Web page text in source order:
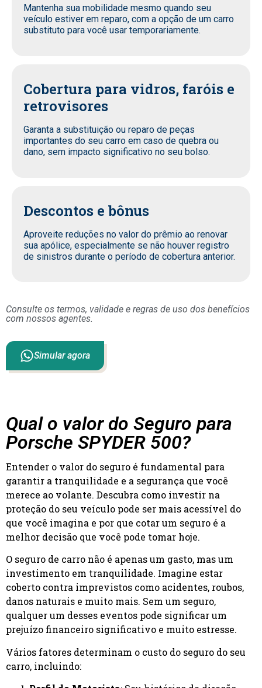
Mantenha sua mobilidade mesmo quando seu
veículo estiver em reparo, com a opção de um carro
substituto para você usar temporariamente.
Cobertura para vidros, faróis e
retrovisores
Garanta a substituição ou reparo de peças
importantes do seu carro em caso de quebra ou
dano, sem impacto significativo no seu bolso.
Descontos e bônus
Aproveite reduções no valor do prêmio ao renovar
sua apólice, especialmente se não houver registro
de sinistros durante o período de cobertura anterior.
Consulte os termos, validade e regras de uso dos benefícios
com nossos agentes.
Simular agora
Qual o valor do Seguro para
Porsche SPYDER 500?
Entender o valor do seguro é fundamental para
garantir a tranquilidade e a segurança que você
merece ao volante. Descubra como investir na
proteção do seu veículo pode ser mais acessível do
que você imagina e por que cotar um seguro é a
melhor decisão que você pode tomar hoje.
O seguro de carro não é apenas um gasto, mas um
investimento em tranquilidade. Imagine estar
coberto contra imprevistos como acidentes, roubos,
danos naturais e muito mais. Sem um seguro,
qualquer um desses eventos pode significar um
prejuízo financeiro significativo e muito estresse.
Vários fatores determinam o custo do seguro do seu
carro, incluindo: